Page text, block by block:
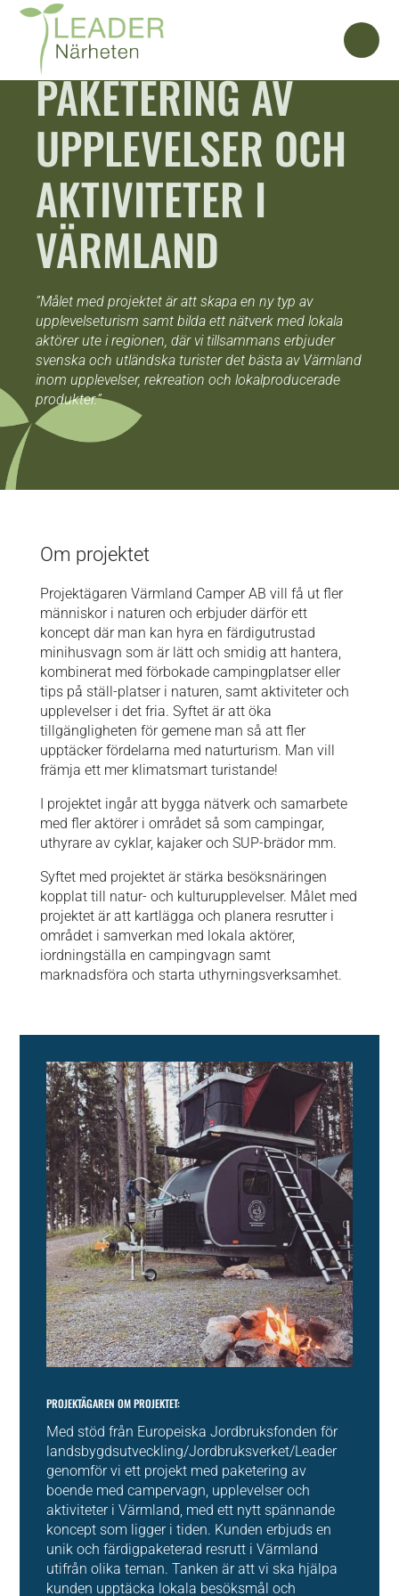
PAKETERING AV
UPPLEVELSER OCH
AKTIVITETER I
VÄRMLAND
”Målet med projektet är att skapa en ny typ av
upplevelseturism samt bilda ett nätverk med lokala
aktörer ute i regionen, där vi tillsammans erbjuder
svenska och utländska turister det bästa av Värmland
inom upplevelser, rekreation och lokalproducerade
produkter.”
Om projektet
Projektägaren Värmland Camper AB vill få ut fler
människor i naturen och erbjuder därför ett
koncept där man kan hyra en färdigutrustad
minihusvagn som är lätt och smidig att hantera,
kombinerat med förbokade campingplatser eller
tips på ställ-platser i naturen, samt aktiviteter och
upplevelser i det fria. Syftet är att öka
tillgängligheten för gemene man så att fler
upptäcker fördelarna med naturturism. Man vill
främja ett mer klimatsmart turistande!
I projektet ingår att bygga nätverk och samarbete
med fler aktörer i området så som campingar,
uthyrare av cyklar, kajaker och SUP-brädor mm.
Syftet med projektet är stärka besöksnäringen
kopplat till natur- och kulturupplevelser. Målet med
projektet är att kartlägga och planera resrutter i
området i samverkan med lokala aktörer,
iordningställa en campingvagn samt
marknadsföra och starta uthyrningsverksamhet.
PROJEKTÄGAREN OM PROJEKTET:
Med stöd från Europeiska Jordbruksfonden för
landsbygdsutveckling/Jordbruksverket/Leader
genomför vi ett projekt med paketering av
boende med campervagn, upplevelser och
aktiviteter i Värmland, med ett nytt spännande
koncept som ligger i tiden. Kunden erbjuds en
unik och färdigpaketerad resrutt i Värmland
utifrån olika teman. Tanken är att vi ska hjälpa
kunden upptäcka lokala besöksmål och